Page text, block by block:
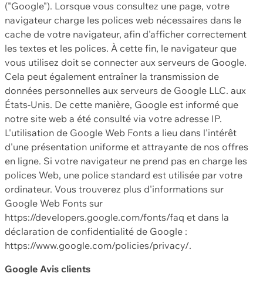
("Google"). Lorsque vous consultez une page, votre
navigateur charge les polices web nécessaires dans le
cache de votre navigateur, afin d'afficher correctement
les textes et les polices. À cette fin, le navigateur que
vous utilisez doit se connecter aux serveurs de Google.
Cela peut également entraîner la transmission de
données personnelles aux serveurs de Google LLC. aux
États-Unis. De cette manière, Google est informé que
notre site web a été consulté via votre adresse IP.
L'utilisation de Google Web Fonts a lieu dans l'intérêt
d'une présentation uniforme et attrayante de nos offres
en ligne. Si votre navigateur ne prend pas en charge les
polices Web, une police standard est utilisée par votre
ordinateur. Vous trouverez plus d'informations sur
Google Web Fonts sur
https://developers.google.com/fonts/faq et dans la
déclaration de confidentialité de Google :
https://www.google.com/policies/privacy/.
Google Avis clients